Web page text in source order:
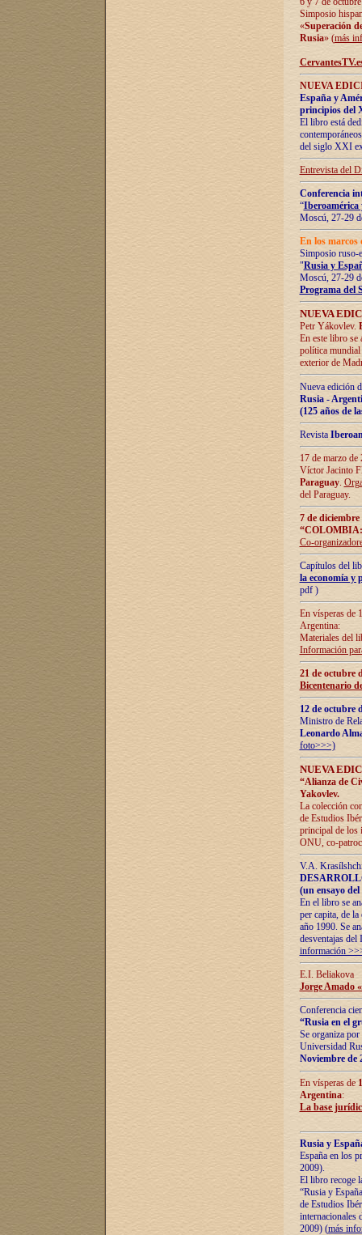
Simposio
«Superación
Rusia» (más
NUEVA
España y
principios del
El libro está
del siglo XXI
Entrevista del
Conferencia
“Iberoamérica
Moscú, 27-29
En los marcos
Simposio ruso-
"Rusia y
Moscú, 27-29
Programa del
NUEVA
Petr Yákovlev.
En este libro se
política mundial
exterior de
Nueva edición
Rusia -
(125 años de
Revista
17 de marzo
Víctor Jacinto
Paraguay.
del Paraguay.
7 de
Co-
Capítulos del
la economía y
pdf )
En vísperas de
Argentina:
Materiales del
Información
21 de octubre
Bicentenario
12 de octubre
Ministro de
Leonardo
foto>>>)
NUEVA
“Alianza de
Yakovlev.
La colección
de Estudios
principal de los
ONU, co-
V.A.
(un ensayo
En el libro se
per capita, de
año 1990. Se
desventajas
información
E.I. Beliakova
Jorge Amado
Conferencia
“Rusia en el
Se organiza
Universidad
Noviembre de
En vísperas de
Argentina:
La base
Rusia y
España en los
2009).
El libro recoge
“Rusia y
de Estudios
internacionales
2009) (más